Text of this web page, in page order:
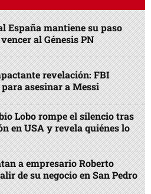
España mantiene su paso
al Génesis PN
revelación: FBI
asesinar a Messi
Lobo rompe el silencio tras
en USA y revela quiénes lo
a empresario Roberto
de su negocio en San Pedro